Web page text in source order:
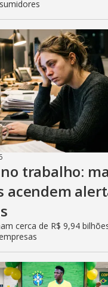
trabalho:
acendem
cerca de R$ 9,94